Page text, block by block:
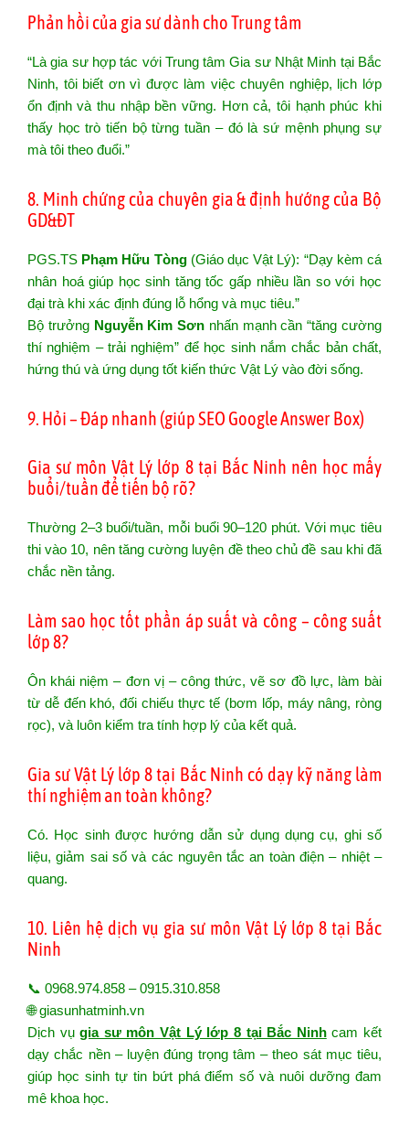
Phản hồi của gia sư dành cho Trung tâm
“Là gia sư hợp tác với Trung tâm Gia sư Nhật Minh tại Bắc
Ninh, tôi biết ơn vì được làm việc chuyên nghiệp, lịch lớp
ổn định và thu nhập bền vững. Hơn cả, tôi hạnh phúc khi
thấy học trò tiến bộ từng tuần – đó là sứ mệnh phụng sự
mà tôi theo đuổi.”
8. Minh chứng của chuyên gia & định hướng của Bộ
GD&ĐT
PGS.TS Phạm Hữu Tòng(Giáo dục Vật Lý): “Dạy kèm cá
nhân hoá giúp học sinh tăng tốc gấp nhiều lần so với học
đại trà khi xác định đúng lỗ hổng và mục tiêu.”
Bộ trưởng Nguyễn Kim Sơn nhấn mạnh cần “tăng cường
thí nghiệm – trải nghiệm” để học sinh nắm chắc bản chất,
hứng thú và ứng dụng tốt kiến thức Vật Lý vào đời sống.
9. Hỏi – Đáp nhanh (giúp SEO Google Answer Box)
Gia sư môn Vật Lý lớp 8 tại Bắc Ninh nên học mấy
buổi/tuần để tiến bộ rõ?
Thường 2–3 buổi/tuần, mỗi buổi 90–120 phút. Với mục tiêu
thi vào 10, nên tăng cường luyện đề theo chủ đề sau khi đã
chắc nền tảng.
Làm sao học tốt phần áp suất và công – công suất
lớp 8?
Ôn khái niệm – đơn vị – công thức, vẽ sơ đồ lực, làm bài
từ dễ đến khó, đối chiếu thực tế (bơm lốp, máy nâng, ròng
rọc), và luôn kiểm tra tính hợp lý của kết quả.
Gia sư Vật Lý lớp 8 tại Bắc Ninh có dạy kỹ năng làm
thí nghiệm an toàn không?
Có. Học sinh được hướng dẫn sử dụng dụng cụ, ghi số
liệu, giảm sai số và các nguyên tắc an toàn điện – nhiệt –
quang.
10. Liên hệ dịch vụ gia sư môn Vật Lý lớp 8 tại Bắc
Ninh
📞 0968.974.858 – 0915.310.858
🌐giasunhatminh.vn
Dịch vụgia sư môn Vật Lý lớp 8 tại Bắc Ninhcam kết
dạy chắc nền – luyện đúng trọng tâm – theo sát mục tiêu,
giúp học sinh tự tin bứt phá điểm số và nuôi dưỡng đam
mê khoa học.